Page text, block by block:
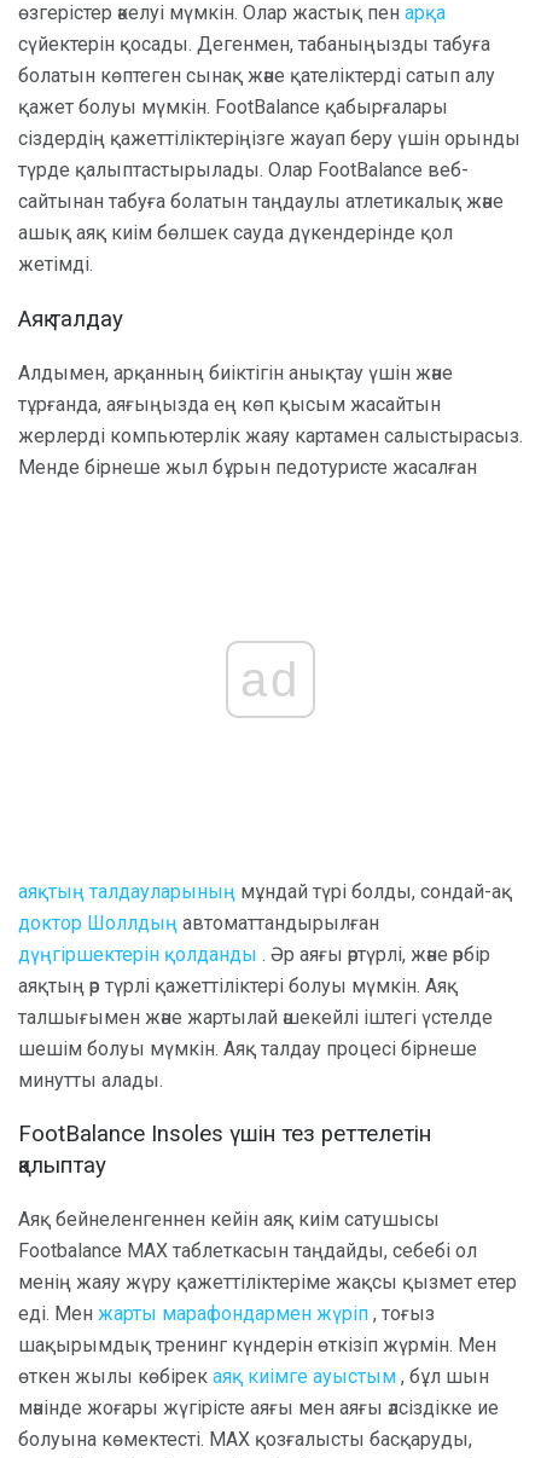
өзгерістер әкелуі мүмкін. Олар жастық пен арқа
сүйектерін қосады. Дегенмен, табаныңызды табуға
болатын көптеген сынақ және қателіктерді сатып алу
қажет болуы мүмкін. FootBalance қабырғалары
сіздердің қажеттіліктеріңізге жауап беру үшін орынды
түрде қалыптастырылады. Олар FootBalance веб-
сайтынан табуға болатын таңдаулы атлетикалық және
ашық аяқ киім бөлшек сауда дүкендерінде қол
жетімді.
Аяқ талдау
Алдымен, арқанның биіктігін анықтау үшін және
тұрғанда, аяғыңызда ең көп қысым жасайтын
жерлерді компьютерлік жаяу картамен салыстырасыз.
Менде бірнеше жыл бұрын педотуристе жасалған
ad
аяқтың талдауларының мұндай түрі болды, сондай-ақ
доктор Шоллдың автоматтандырылған
дүңгіршектерін қолданды . Әр аяғы әртүрлі, және әрбір
аяқтың әр түрлі қажеттіліктері болуы мүмкін. Аяқ
талшығымен және жартылай әшекейлі іштегі үстелде
шешім болуы мүмкін. Аяқ талдау процесі бірнеше
минутты алады.
FootBalance Insoles үшін тез реттелетін
қалыптау
Аяқ бейнеленгеннен кейін аяқ киім сатушысы
Footbalance MAX таблеткасын таңдайды, себебі ол
менің жаяу жүру қажеттіліктеріме жақсы қызмет етер
еді. Мен жарты марафондармен жүріп , тоғыз
шақырымдық тренинг күндерін өткізіп жүрмін. Мен
өткен жылы көбірек аяқ киімге ауыстым , бұл шын
мәнінде жоғары жүгірісте аяғы мен аяғы әлсіздікке ие
болуына көмектесті. MAX қозғалысты басқаруды,